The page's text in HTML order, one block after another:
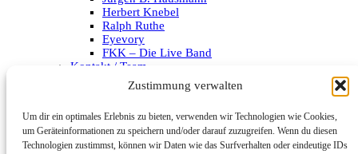
Zustimmung verwalten
Um dir ein optimales Erlebnis zu bieten, verwenden wir Technologien wie Cookies,
um Geräteinformationen zu speichern und/oder darauf zuzugreifen. Wenn du diesen
Technologien zustimmst, können wir Daten wie das Surfverhalten oder eindeutige IDs
Herbert Knebel
Ralph Ruthe
Eyevory
FKK – Die Live Band
Kontakt / Team
Datenschutzerklärung
Archiv